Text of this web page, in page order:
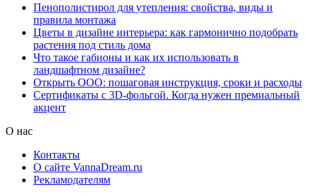
Пенополистирол для утепления: свойства, виды и
правила монтажа
Цветы в дизайне интерьера: как гармонично подобрать
растения под стиль дома
Что такое габионы и как их использовать в
ландшафтном дизайне?
Открыть ООО: пошаговая инструкция, сроки и расходы
Сертификаты с 3D-фольгой. Когда нужен премиальный
акцент
О нас
Контакты
О сайте VannaDream.ru
Рекламодателям